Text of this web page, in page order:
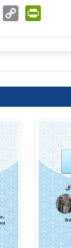
Messenger
Copy
Link